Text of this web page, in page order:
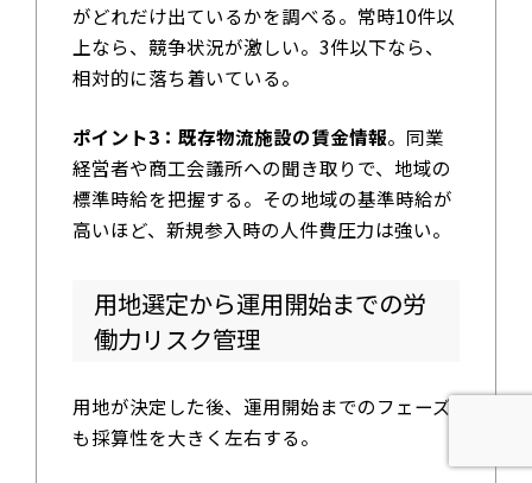
がどれだけ出ているかを調べる。常時10件以
上なら、競争状況が激しい。3件以下なら、
相対的に落ち着いている。
ポイント3：既存物流施設の賃金情報。同業
経営者や商工会議所への聞き取りで、地域の
標準時給を把握する。その地域の基準時給が
高いほど、新規参入時の人件費圧力は強い。
用地選定から運用開始までの労
働力リスク管理
用地が決定した後、運用開始までのフェーズ
も採算性を大きく左右する。